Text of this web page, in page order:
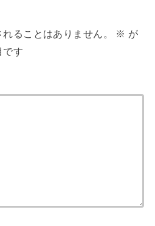
ることはありません。 ※ が
です